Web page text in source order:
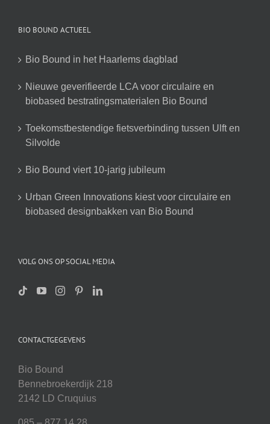
BIO BOUND ACTUEEL
Bio Bound in het Haarlems dagblad
Nieuwe geverifieerde LCA voor circulaire en
biobased bestratingsmaterialen Bio Bound
Toekomstbestendige fietsverbinding tussen Ulft en
Silvolde
Bio Bound viert 10-jarig jubileum
Urban Green Innovations kiest voor circulaire en
biobased designbakken van Bio Bound
VOLG ONS OP SOCIAL MEDIA
CONTACTGEGEVENS
Bio Bound
Bennebroekerdijk 218
2142 LD Cruquius